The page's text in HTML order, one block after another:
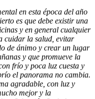
en esta época del año
es que debe existir una
y en general cualquier
cuidar la salud, evitar
de ánimo y crear un lugar
y que promueve la
frío y poca luz cuesta y
el panorama no cambia.
agradable, con luz y
mejor y la